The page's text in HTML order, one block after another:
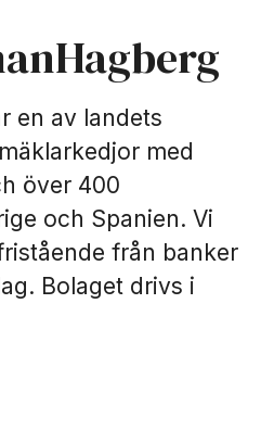
en av landets
med
över 400
och Spanien. Vi
från banker
Bolaget drivs i